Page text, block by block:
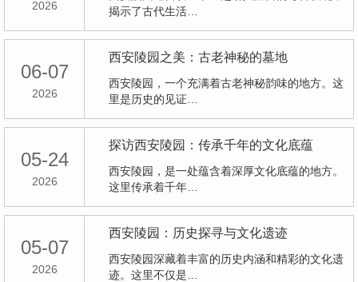
2026
揭示了古代生活…
06-07
2026
西安陵园之美：古老神秘的墓地
西安陵园，一个充满着古老神秘韵味的地方。这
里是历史的见证…
05-24
2026
探访西安陵园：传承千年的文化底蕴
西安陵园，是一处蕴含着深厚文化底蕴的地方。
这里传承着千年…
05-07
2026
西安陵园：历史探寻与文化遗迹
西安陵园深藏着丰富的历史内涵和精彩的文化遗
迹。这里不仅是…